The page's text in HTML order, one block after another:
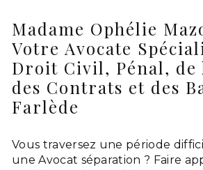
Madame Ophélie
Votre Avocate
Droit Civil, Pénal, de
des Contrats et des
Farlède
Vous traversez une période
une Avocat séparation ? Faire